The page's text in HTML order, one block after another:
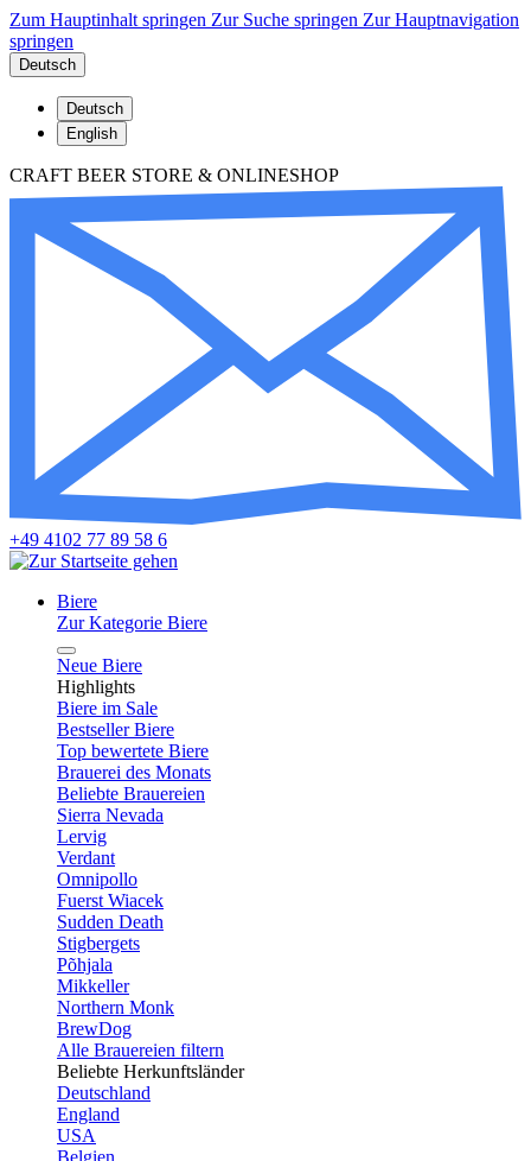
Zum Hauptinhalt springen Zur Suche springen Zur Hauptnavigation
springen
Deutsch
Deutsch
English
CRAFT BEER STORE & ONLINESHOP
+49 4102 77 89 58 6
Biere
Zur Kategorie Biere
Neue Biere
Highlights
Biere im Sale
Bestseller Biere
Top bewertete Biere
Brauerei des Monats
Beliebte Brauereien
Sierra Nevada
Lervig
Verdant
Omnipollo
Fuerst Wiacek
Sudden Death
Stigbergets
Põhjala
Mikkeller
Northern Monk
BrewDog
Alle Brauereien filtern
Beliebte Herkunftsländer
Deutschland
England
USA